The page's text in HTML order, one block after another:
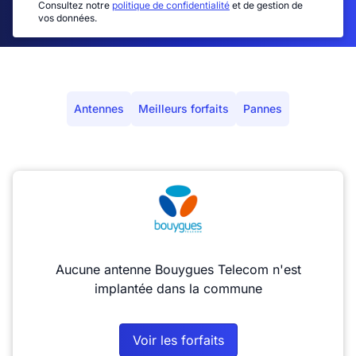
Consultez notre politique de confidentialité et de gestion de
vos données.
Antennes Meilleurs forfaits Pannes
Aucune antenne Bouygues Telecom n'est
implantée dans la commune
Voir les forfaits